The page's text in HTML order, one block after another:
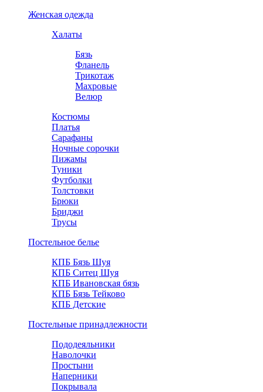
Женская одежда
Халаты
Бязь
Фланель
Трикотаж
Махровые
Велюр
Костюмы
Платья
Сарафаны
Ночные сорочки
Пижамы
Туники
Футболки
Толстовки
Брюки
Бриджи
Трусы
Постельное белье
КПБ Бязь Шуя
КПБ Ситец Шуя
КПБ Ивановская бязь
КПБ Бязь Тейково
КПБ Детские
Постельные принадлежности
Пододеяльники
Наволочки
Простыни
Наперники
Покрывала